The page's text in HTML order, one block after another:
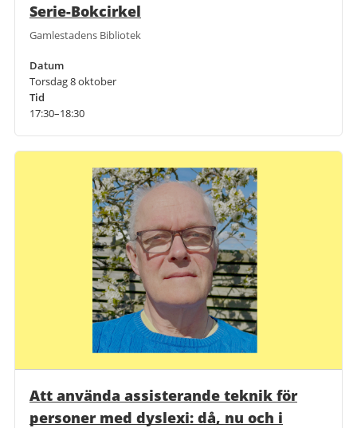
Serie-Bokcirkel
Gamlestadens Bibliotek
Datum
Torsdag 8 oktober
Tid
17:30–18:30
Att använda assisterande teknik för
personer med dyslexi: då, nu och i